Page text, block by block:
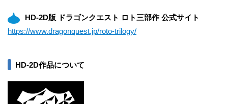
HD-2D版 ドラゴンクエスト ロト三部作 公式サイト
https://www.dragonquest.jp/roto-trilogy/
HD-2D作品について